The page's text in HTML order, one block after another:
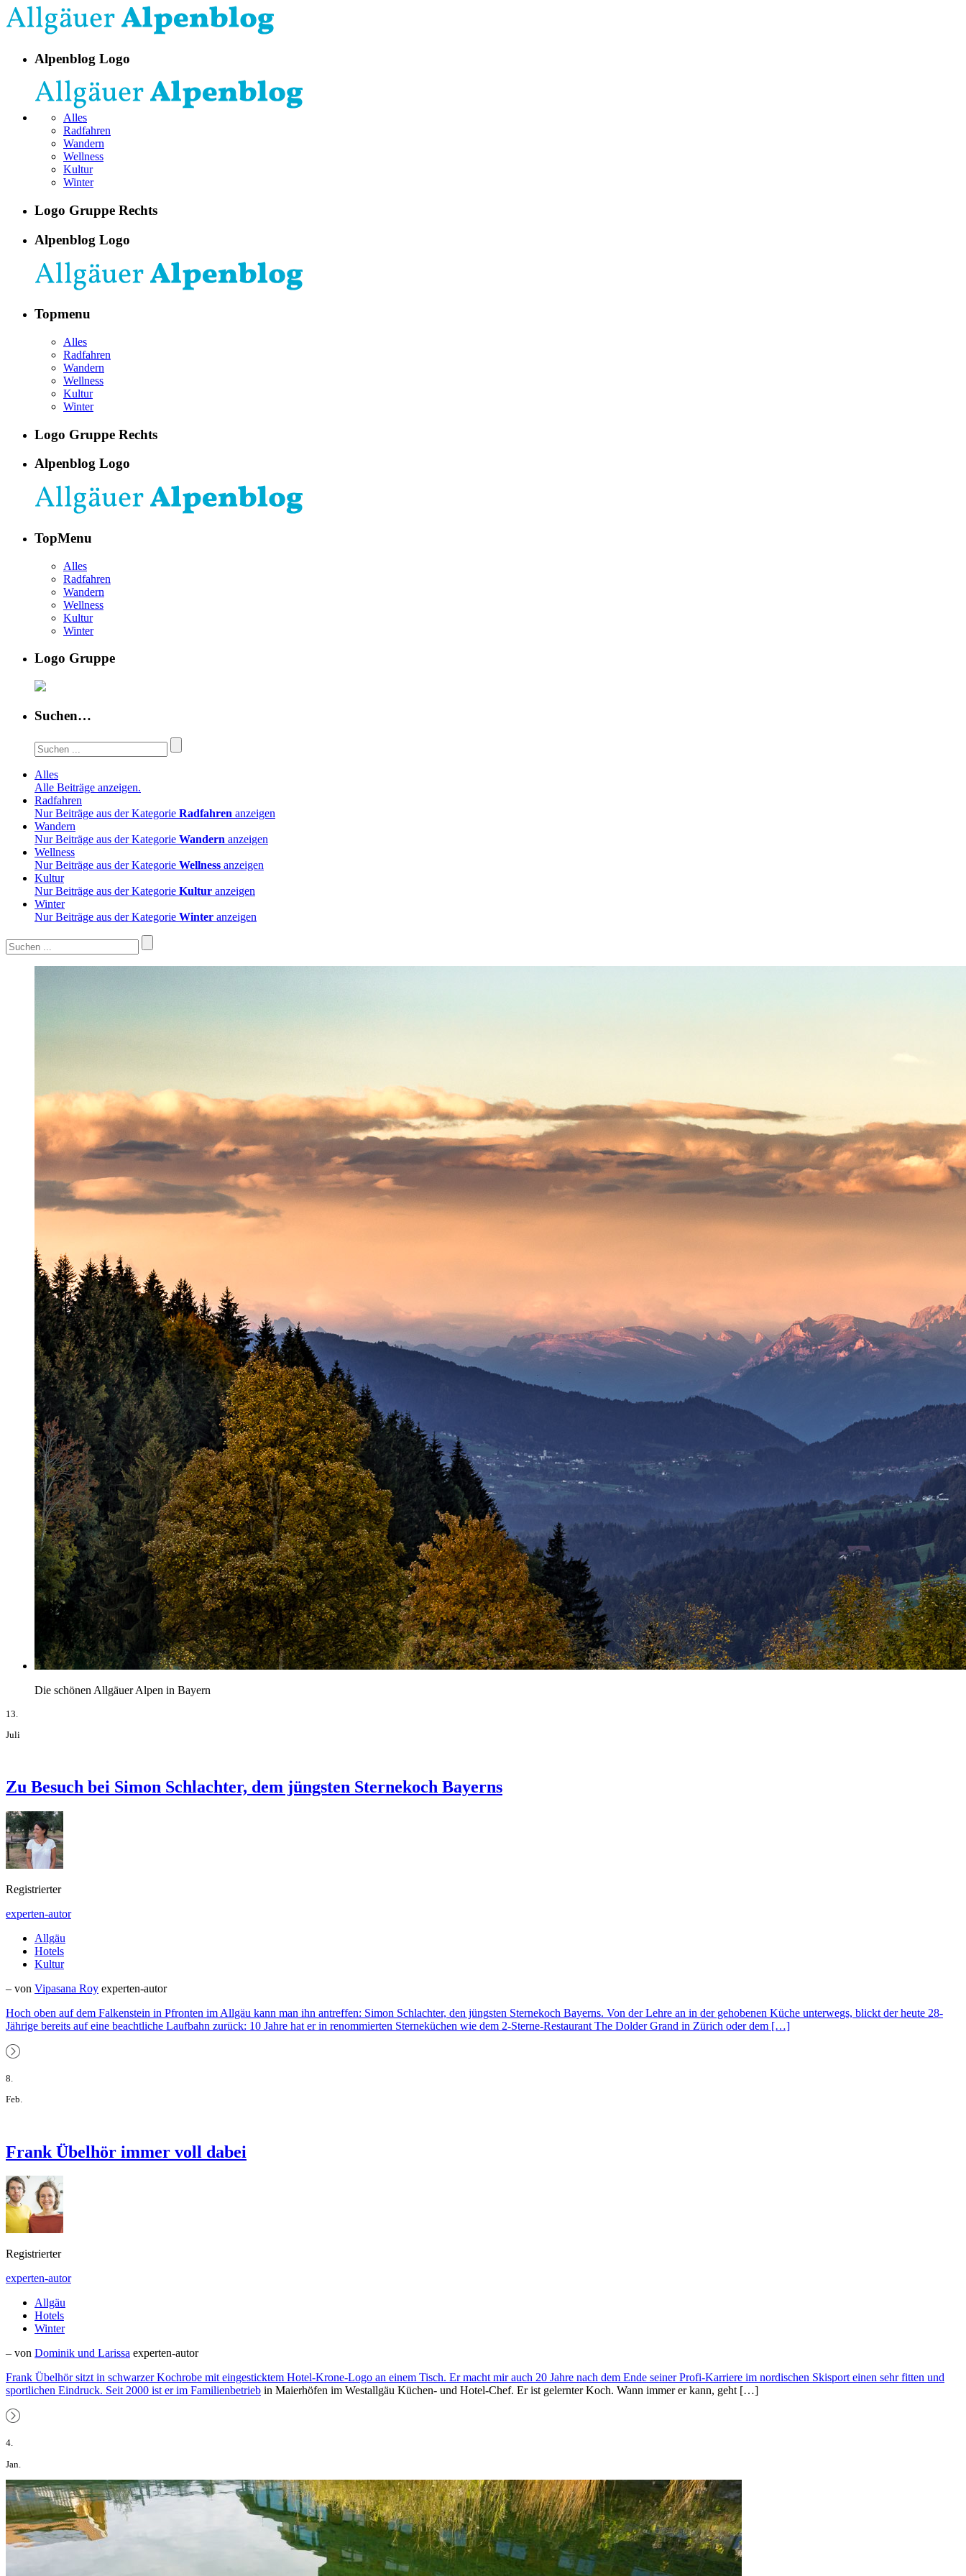
Alpenblog Logo
Alles
Radfahren
Wandern
Wellness
Kultur
Winter
Logo Gruppe Rechts
Alpenblog Logo
Topmenu
Alles
Radfahren
Wandern
Wellness
Kultur
Winter
Logo Gruppe Rechts
Alpenblog Logo
TopMenu
Alles
Radfahren
Wandern
Wellness
Kultur
Winter
Logo Gruppe
Suchen…
Alles
Alle Beiträge anzeigen.
Radfahren
Nur Beiträge aus der Kategorie Radfahren anzeigen
Wandern
Nur Beiträge aus der Kategorie Wandern anzeigen
Wellness
Nur Beiträge aus der Kategorie Wellness anzeigen
Kultur
Nur Beiträge aus der Kategorie Kultur anzeigen
Winter
Nur Beiträge aus der Kategorie Winter anzeigen
Die schönen Allgäuer Alpen in Bayern
13.
Juli
Zu Besuch bei Simon Schlachter, dem jüngsten Sternekoch Bayerns
Registrierter
experten-autor
Allgäu
Hotels
Kultur
– von Vipasana Roy experten-autor
Hoch oben auf dem Falkenstein in Pfronten im Allgäu kann man ihn antreffen: Simon Schlachter, den jüngsten Sternekoch Bayerns. Von der Lehre an in der gehobenen Küche unterwegs, blickt der heute 28-
Jährige bereits auf eine beachtliche Laufbahn zurück: 10 Jahre hat er in renommierten Sterneküchen wie dem 2-Sterne-Restaurant The Dolder Grand in Zürich oder dem […]
8.
Feb.
Frank Übelhör immer voll dabei
Registrierter
experten-autor
Allgäu
Hotels
Winter
– von Dominik und Larissa experten-autor
Frank Übelhör sitzt in schwarzer Kochrobe mit eingesticktem Hotel-Krone-Logo an einem Tisch. Er macht mir auch 20 Jahre nach dem Ende seiner Profi-Karriere im nordischen Skisport einen sehr fitten und
sportlichen Eindruck. Seit 2000 ist er im Familienbetrieb in Maierhöfen im Westallgäu Küchen- und Hotel-Chef. Er ist gelernter Koch. Wann immer er kann, geht […]
4.
Jan.